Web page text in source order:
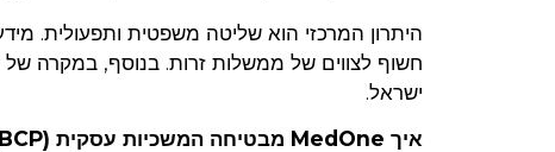
היתרון המרכזי הוא שליטה משפטית ותפעולית.
חשוף לצווים של ממשלות זרות. בנוסף, במקרה
ישראל.
איך MedOne מבטיחה המשכיות עסקית (BCP) בזמן מלחמה או אסון?